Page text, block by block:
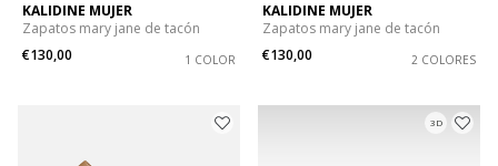
KALIDINE MUJER
Zapatos mary jane de tacón
€130,00
1 COLOR
KALIDINE MUJER
Zapatos mary jane de tacón
€130,00
2 COLORES
3D